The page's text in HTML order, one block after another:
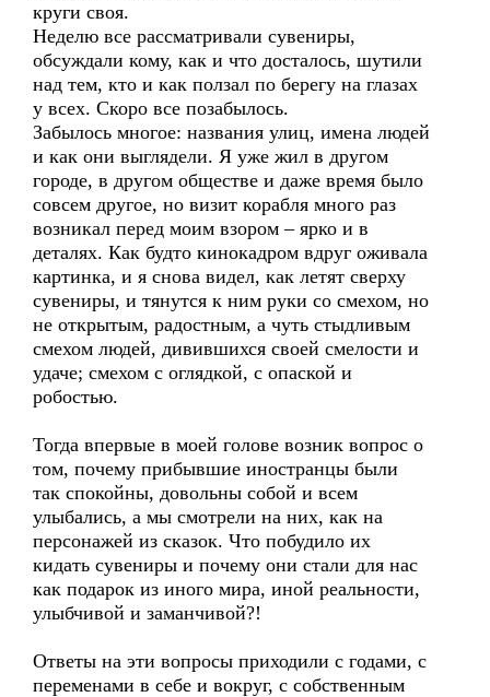
круги своя.
Неделю все рассматривали сувениры,
обсуждали кому, как и что досталось, шутили
над тем, кто и как ползал по берегу на глазах
у всех. Скоро все позабылось.
Забылось многое: названия улиц, имена людей
и как они выглядели. Я уже жил в другом
городе, в другом обществе и даже время было
совсем другое, но визит корабля много раз
возникал перед моим взором – ярко и в
деталях. Как будто кинокадром вдруг оживала
картинка, и я снова видел, как летят сверху
сувениры, и тянутся к ним руки со смехом, но
не открытым, радостным, а чуть стыдливым
смехом людей, дивившихся своей смелости и
удаче; смехом с оглядкой, с опаской и
робостью.
Тогда впервые в моей голове возник вопрос о
том, почему прибывшие иностранцы были
так спокойны, довольны собой и всем
улыбались, а мы смотрели на них, как на
персонажей из сказок. Что побудило их
кидать сувениры и почему они стали для нас
как подарок из иного мира, иной реальности,
улыбчивой и заманчивой?!
Ответы на эти вопросы приходили с годами, с
переменами в себе и вокруг, с собственным